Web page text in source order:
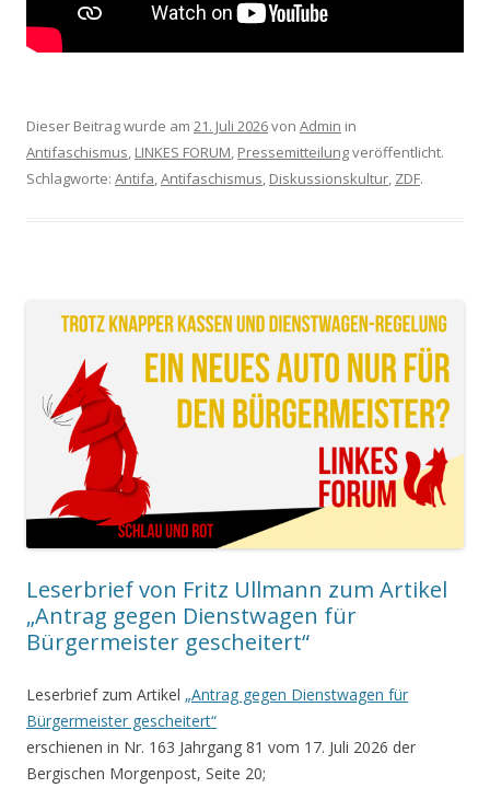
Dieser Beitrag wurde am 21. Juli 2026von Admin in
Antifaschismus, LINKES FORUM, Pressemitteilungveröffentlicht.
Schlagworte: Antifa,Antifaschismus, Diskussionskultur, ZDF.
Leserbrief von Fritz Ullmann zum Artikel
„Antrag gegen Dienstwagen für
Bürgermeister gescheitert“
Leserbrief zum Artikel „Antrag gegen Dienstwagen für
Bürgermeister gescheitert“
erschienen in Nr. 163 Jahrgang 81 vom 17. Juli 2026 der
Bergischen Morgenpost, Seite 20;